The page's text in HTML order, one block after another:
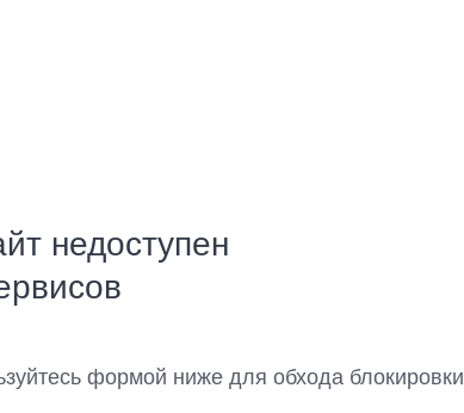
недоступен
формой ниже для обхода блокировки